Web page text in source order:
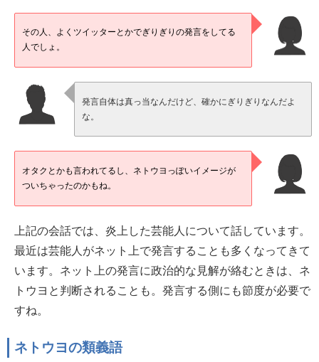
その人、よくツイッターとかでぎりぎりの発言をしてる
人でしょ。
発言自体は真っ当なんだけど、確かにぎりぎりなんだよ
な。
オタクとかも言われてるし、ネトウヨっぽいイメージが
ついちゃったのかもね。
上記の会話では、炎上した芸能人について話しています。
最近は芸能人がネット上で発言することも多くなってきて
います。ネット上の発言に政治的な見解が絡むときは、ネ
トウヨと判断されることも。発言する側にも節度が必要で
すね。
ネトウヨの類義語